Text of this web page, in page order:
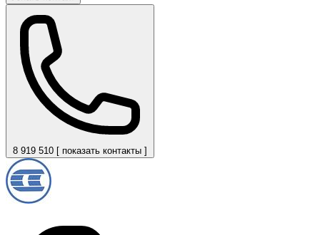
8 919 510 [ показать контакты ]